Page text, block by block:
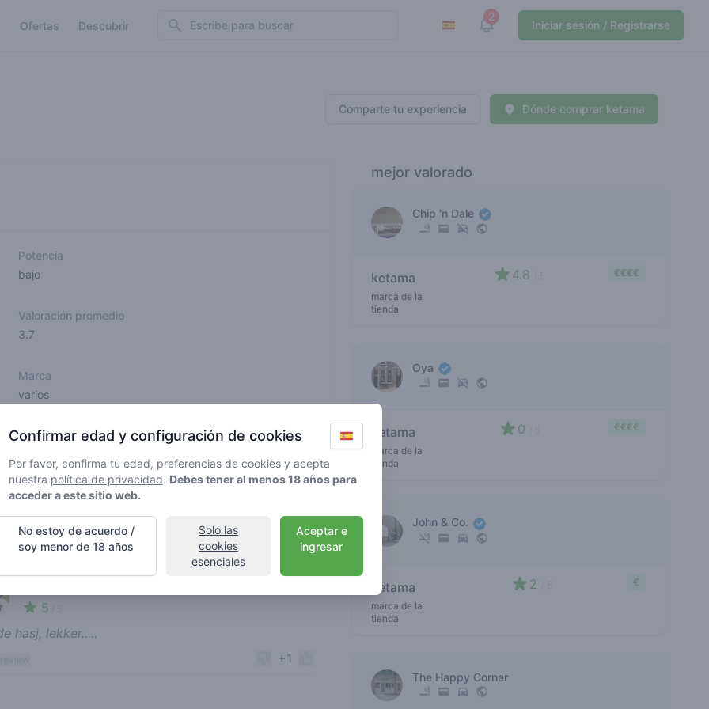
Ofertas Descubrir Search 2
View notifications
Iniciar sesión / Registrarse
Comparte tu experiencia Dónde comprar ketama
Potencia
bajo
Valoración promedio
3.7
Marca
varios
no la ha verificado. Los detalles pueden variar según
de cannabis
5
hasj, lekker.....
+1
mejor valorado
Chip 'n Dale
ketama
marca de la
tienda
4.8 €€€€
Oya
ketama
marca de la
tienda
0 €€€€
John & Co.
ketama
marca de la
tienda
2 €
The Happy Corner
Confirmar edad y configuración de cookies
Por favor, confirma tu edad, preferencias de cookies y acepta
nuestra política de privacidad. Debes tener al menos 18 años para
acceder a este sitio web.
Aceptar e
ingresar
Solo las
cookies
esenciales
No estoy de acuerdo /
soy menor de 18 años